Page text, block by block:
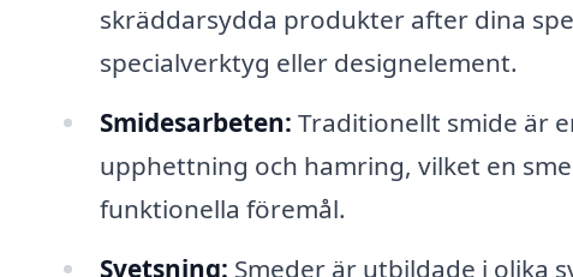
skräddarsydda produkter after dina
specialverktyg eller designelement.
Smidesarbeten: Traditionellt smide är
upphettning och hamring, vilket en
funktionella föremål.
Svetsning: Smeder är utbildade i olika